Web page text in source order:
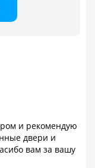
и рекомендую
двери и
вам за вашу